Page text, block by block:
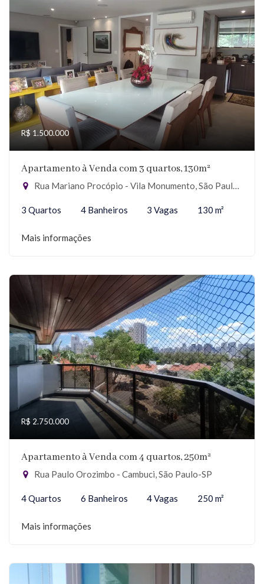
R$ 1.500.000
Apartamento à Venda com 3 quartos, 130m²
Rua Mariano Procópio - Vila Monumento, São Paulo-SP
3 Quartos 4 Banheiros 3 Vagas 130 m²
Mais informações
R$ 2.750.000
Apartamento à Venda com 4 quartos, 250m²
Rua Paulo Orozimbo - Cambuci, São Paulo-SP
4 Quartos 6 Banheiros 4 Vagas 250 m²
Mais informações